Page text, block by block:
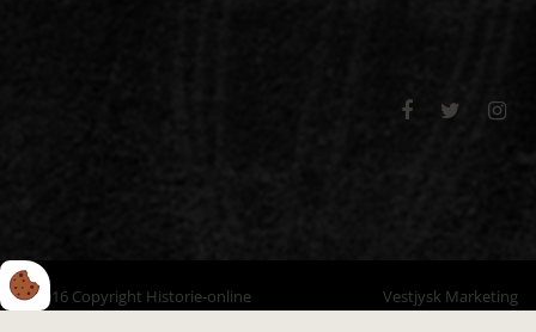
  
© 2016 Copyright Historie-online Vestjysk Marketing